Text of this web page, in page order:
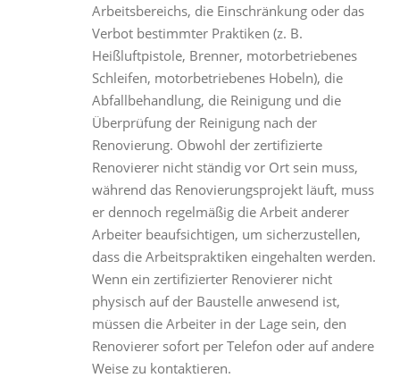
Arbeitsbereichs, die Einschränkung oder das
Verbot bestimmter Praktiken (z. B.
Heißluftpistole, Brenner, motorbetriebenes
Schleifen, motorbetriebenes Hobeln), die
Abfallbehandlung, die Reinigung und die
Überprüfung der Reinigung nach der
Renovierung. Obwohl der zertifizierte
Renovierer nicht ständig vor Ort sein muss,
während das Renovierungsprojekt läuft, muss
er dennoch regelmäßig die Arbeit anderer
Arbeiter beaufsichtigen, um sicherzustellen,
dass die Arbeitspraktiken eingehalten werden.
Wenn ein zertifizierter Renovierer nicht
physisch auf der Baustelle anwesend ist,
müssen die Arbeiter in der Lage sein, den
Renovierer sofort per Telefon oder auf andere
Weise zu kontaktieren.